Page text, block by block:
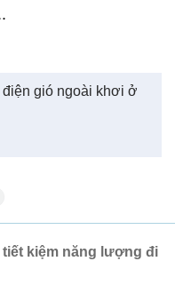
điện gió ngoài khơi ở
tiết kiệm năng lượng đi